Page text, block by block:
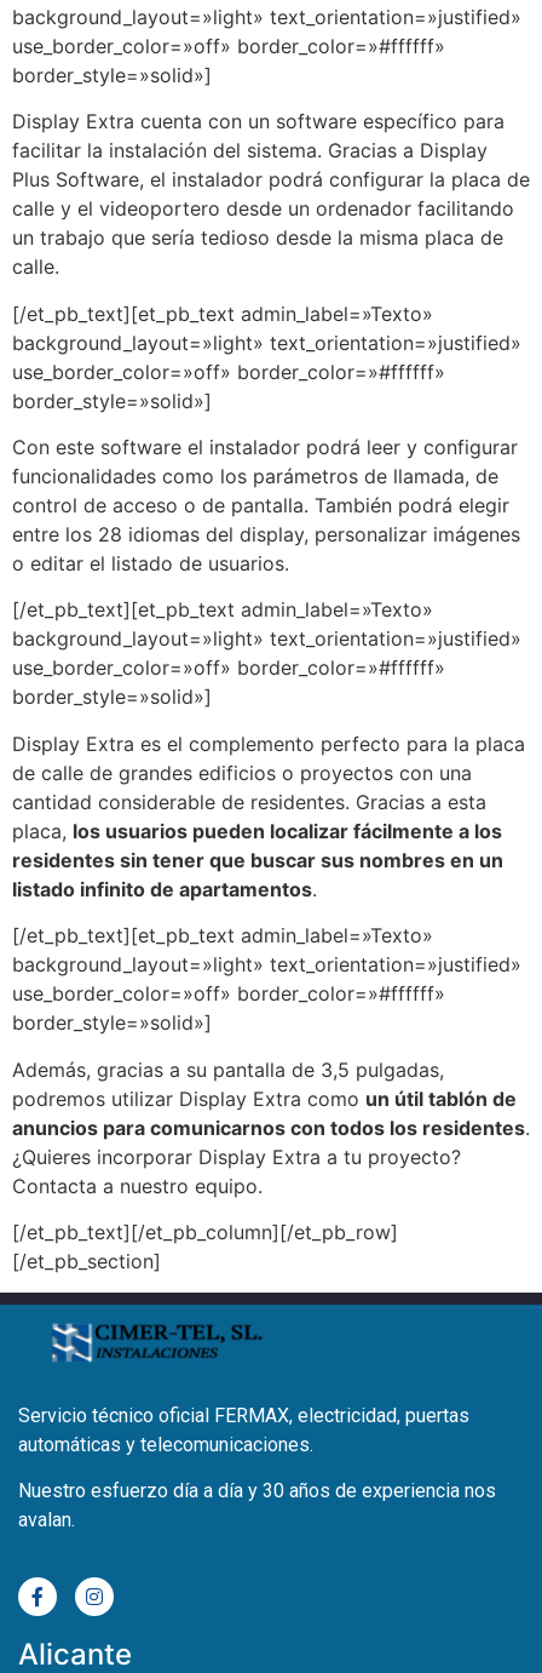
background_layout=»light» text_orientation=»justified»
use_border_color=»off» border_color=»#ffffff»
border_style=»solid»]
Display Extra cuenta con un software específico para
facilitar la instalación del sistema. Gracias a Display
Plus Software, el instalador podrá configurar la placa de
calle y el videoportero desde un ordenador facilitando
un trabajo que sería tedioso desde la misma placa de
calle.
[/et_pb_text][et_pb_text admin_label=»Texto»
background_layout=»light» text_orientation=»justified»
use_border_color=»off» border_color=»#ffffff»
border_style=»solid»]
Con este software el instalador podrá leer y configurar
funcionalidades como los parámetros de llamada, de
control de acceso o de pantalla. También podrá elegir
entre los 28 idiomas del display, personalizar imágenes
o editar el listado de usuarios.
[/et_pb_text][et_pb_text admin_label=»Texto»
background_layout=»light» text_orientation=»justified»
use_border_color=»off» border_color=»#ffffff»
border_style=»solid»]
Display Extra es el complemento perfecto para la placa
de calle de grandes edificios o proyectos con una
cantidad considerable de residentes. Gracias a esta
placa, los usuarios pueden localizar fácilmente a los
residentes sin tener que buscar sus nombres en un
listado infinito de apartamentos.
[/et_pb_text][et_pb_text admin_label=»Texto»
background_layout=»light» text_orientation=»justified»
use_border_color=»off» border_color=»#ffffff»
border_style=»solid»]
Además, gracias a su pantalla de 3,5 pulgadas,
podremos utilizar Display Extra como un útil tablón de
anuncios para comunicarnos con todos los residentes.
¿Quieres incorporar Display Extra a tu proyecto?
Contacta a nuestro equipo.
[/et_pb_text][/et_pb_column][/et_pb_row]
[/et_pb_section]
Servicio técnico oficial FERMAX, electricidad, puertas
automáticas y telecomunicaciones.
Nuestro esfuerzo día a día y 30 años de experiencia nos
avalan.
Alicante